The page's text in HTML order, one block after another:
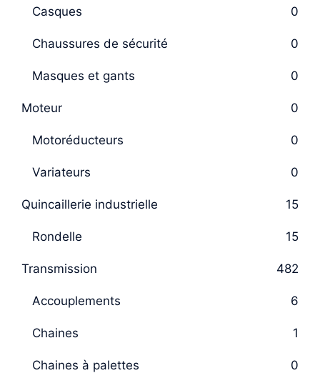
Casques 0
Chaussures de sécurité 0
Masques et gants 0
Moteur 0
Motoréducteurs 0
Variateurs 0
Quincaillerie industrielle 15
Rondelle 15
Transmission 482
Accouplements 6
Chaines 1
Chaines à palettes 0